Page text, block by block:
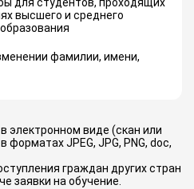
для студентов, проходящих
высшего и среднего
фамилии, имени,
электронном виде (скан или
JPEG, JPG, PNG, doc,
граждан других стран
заявки на обучение.